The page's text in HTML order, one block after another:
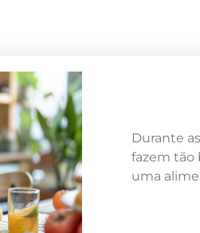
Durante
fazem tão
uma